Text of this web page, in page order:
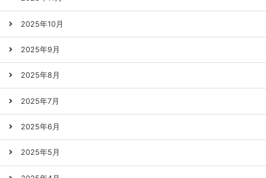
2025年10月
2025年9月
2025年8月
2025年7月
2025年6月
2025年5月